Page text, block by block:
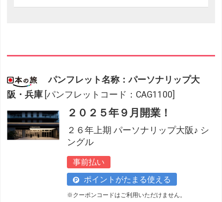
パンフレット名称：パーソナリップ大
阪・兵庫 [パンフレットコード：CAG1100]
２０２５年９月開業！
２６年上期 パーソナリップ大阪♪ シ
ングル
事前払い
ポイントがたまる使える
※クーポンコードはご利用いただけません。